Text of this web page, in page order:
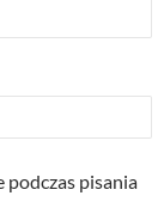
podczas pisania